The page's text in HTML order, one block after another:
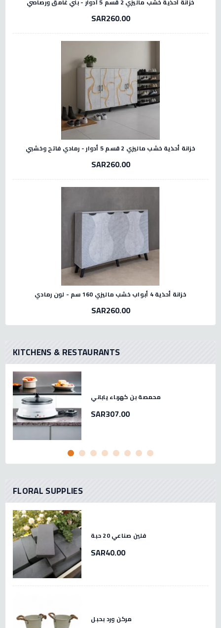
SAR260.00
خزانة أحذية خشب ماليزي 2 قسم 5 أدوار - رمادي فاتح وخشبي
SAR260.00
خزانة أحذية 4 أبواب خشب ماليزي 160 سم - لون رمادي
SAR260.00
KITCHENS & RESTAURANTS
محمصة بن كهرباء ياباني
SAR307.00
FLORAL SUPPLIES
فلين صناعي 20 حبة
SAR40.00
مركن ورد بحبل